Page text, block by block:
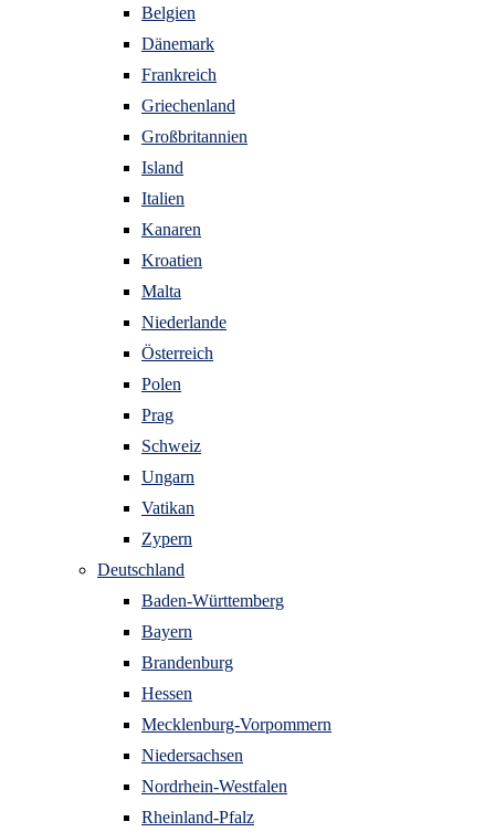
Belgien
Dänemark
Frankreich
Griechenland
Großbritannien
Island
Italien
Kanaren
Kroatien
Malta
Niederlande
Österreich
Polen
Prag
Schweiz
Ungarn
Vatikan
Zypern
Deutschland
Baden-Württemberg
Bayern
Brandenburg
Hessen
Mecklenburg-Vorpommern
Niedersachsen
Nordrhein-Westfalen
Rheinland-Pfalz